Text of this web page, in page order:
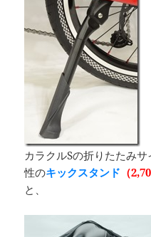
カラクルSの折りたたみ
性のキックスタンド （
と、